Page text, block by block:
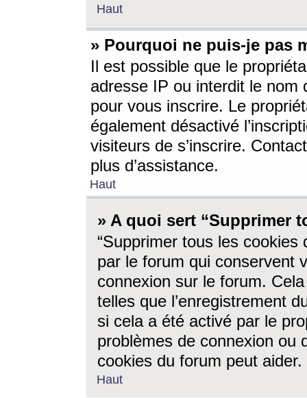
Haut
» Pourquoi ne puis-je pas
Il est possible que le
adresse IP ou interdit le nom
pour vous inscrire. Le
également désactivé
visiteurs de s’inscrire.
plus d’assistance.
Haut
» A quoi sert “Supprimer
“Supprimer tous les cookies
par le forum qui conservent
connexion sur le forum.
telles que l’enregistrement
si cela a été activé par le
problèmes de connexion ou
cookies du forum peut aider.
Haut